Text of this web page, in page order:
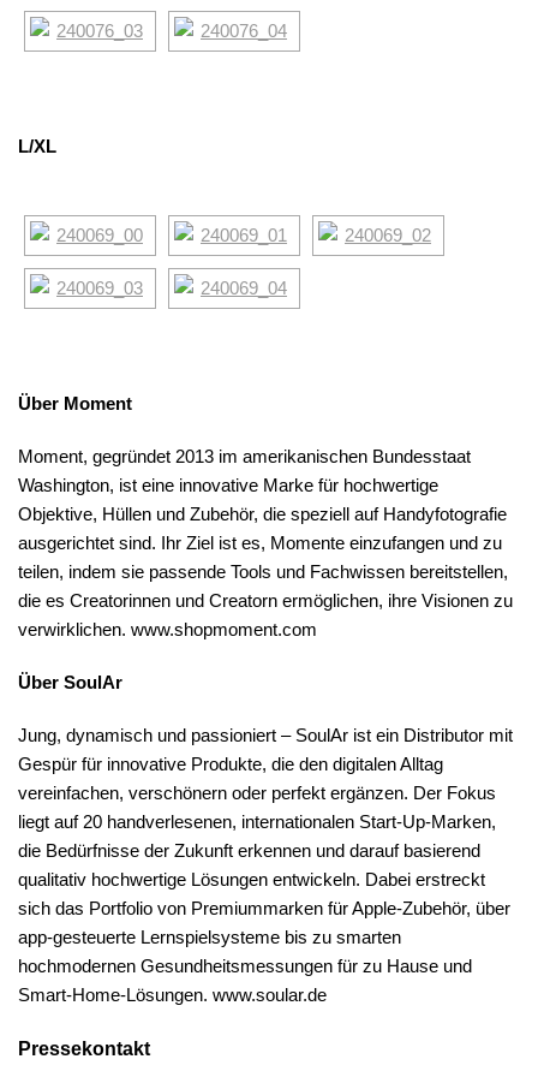
L/XL
Über Moment
Moment, gegründet 2013 im amerikanischen Bundesstaat
Washington, ist eine innovative Marke für hochwertige
Objektive, Hüllen und Zubehör, die speziell auf Handyfotografie
ausgerichtet sind. Ihr Ziel ist es, Momente einzufangen und zu
teilen, indem sie passende Tools und Fachwissen bereitstellen,
die es Creatorinnen und Creatorn ermöglichen, ihre Visionen zu
verwirklichen. www.shopmoment.com
Über SoulAr
Jung, dynamisch und passioniert – SoulAr ist ein Distributor mit
Gespür für innovative Produkte, die den digitalen Alltag
vereinfachen, verschönern oder perfekt ergänzen. Der Fokus
liegt auf 20 handverlesenen, internationalen Start-Up-Marken,
die Bedürfnisse der Zukunft erkennen und darauf basierend
qualitativ hochwertige Lösungen entwickeln. Dabei erstreckt
sich das Portfolio von Premiummarken für Apple-Zubehör, über
app-gesteuerte Lernspielsysteme bis zu smarten
hochmodernen Gesundheitsmessungen für zu Hause und
Smart-Home-Lösungen. www.soular.de
Pressekontakt